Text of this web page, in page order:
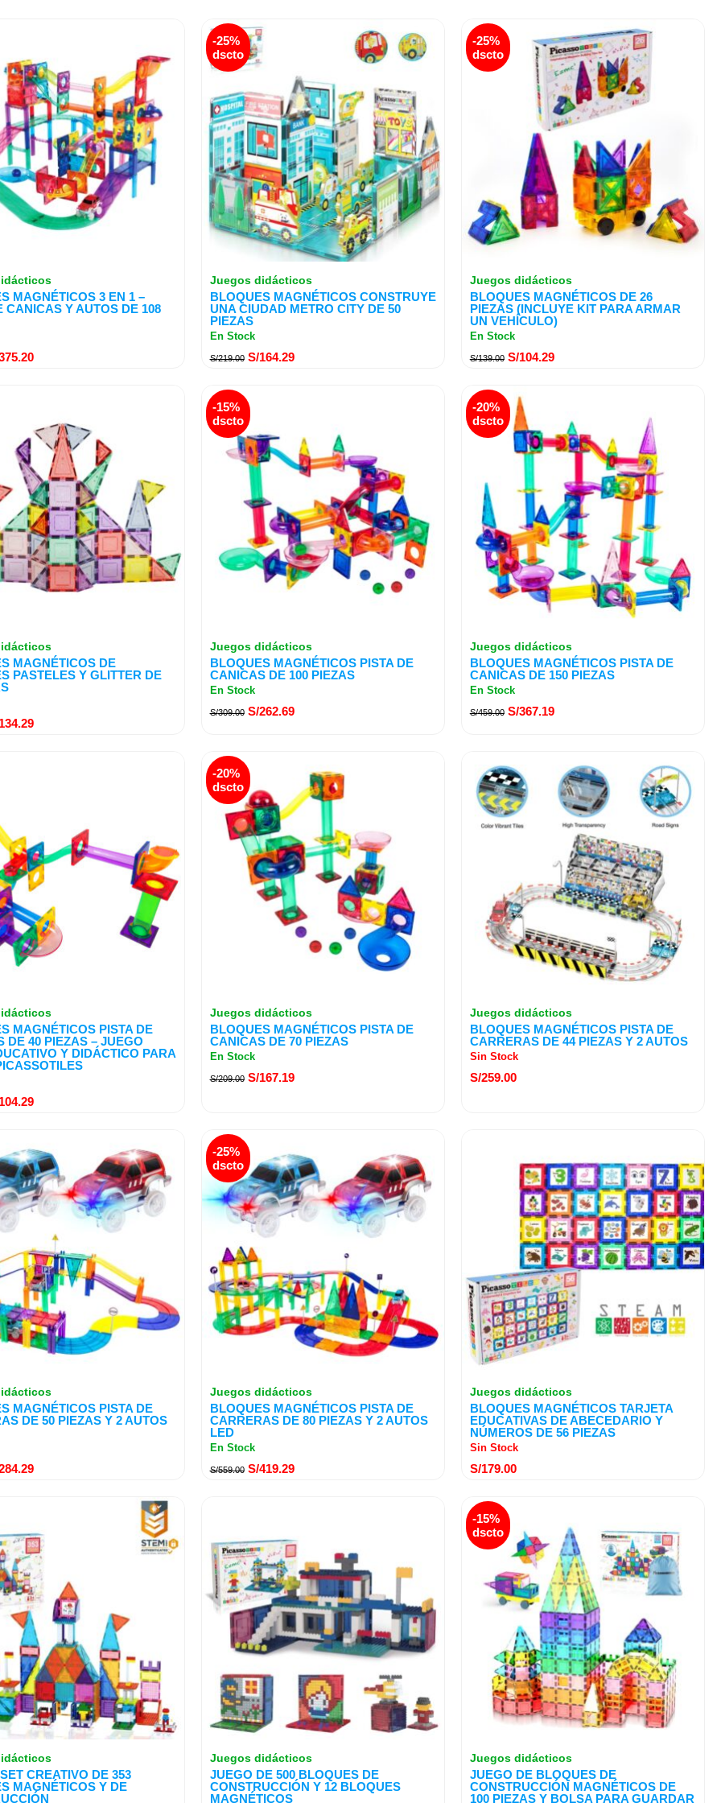
MAGNÉTICOS 3 EN 1 –
CANICAS Y AUTOS DE 108
469.00.
actual
es:
S/375.20.
-25%
dscto
Juegos didácticos
BLOQUES MAGNÉTICOS CONSTRUYE
UNA CIUDAD METRO CITY DE 50
PIEZAS
En Stock
S/219.00
precio
original
S/219.00.
S/164.29
es:
S/164.29.
-25%
dscto
Juegos didácticos
BLOQUES MAGNÉTICOS DE 26
PIEZAS (INCLUYE KIT PARA ARMAR
UN VEHÍCULO)
En Stock
S/139.00
precio
original
S/139.00.
S/104.29
precio
actual
es:
S/104.29.
MAGNÉTICOS DE
PASTELES Y GLITTER DE
179.00.
134.29
actual
es:
S/134.29.
-15%
dscto
Juegos didácticos
BLOQUES MAGNÉTICOS PISTA DE
CANICAS DE 100 PIEZAS
En Stock
S/309.00
precio
original
era:
S/309.00.
S/262.69
es:
S/262.69.
-20%
dscto
Juegos didácticos
BLOQUES MAGNÉTICOS PISTA DE
CANICAS DE 150 PIEZAS
En Stock
S/459.00
precio
original
era:
S/459.00.
S/367.19
actual
es:
S/367.19.
MAGNÉTICOS PISTA DE
DE 40 PIEZAS – JUEGO
Y DIDÁCTICO PARA
104.29
S/104.29.
-20%
dscto
Juegos didácticos
BLOQUES MAGNÉTICOS PISTA DE
CANICAS DE 70 PIEZAS
En Stock
S/209.00
precio
original
era:
S/209.00.
S/167.19
precio
actual
es:
S/167.19.
Juegos didácticos
BLOQUES MAGNÉTICOS PISTA DE
CARRERAS DE 44 PIEZAS Y 2 AUTOS
Sin Stock
S/259.00
MAGNÉTICOS PISTA DE
DE 50 PIEZAS Y 2 AUTOS
precio
actual
es:
S/284.29.
-25%
dscto
Juegos didácticos
BLOQUES MAGNÉTICOS PISTA DE
CARRERAS DE 80 PIEZAS Y 2 AUTOS
LED
En Stock
S/559.00
precio
original
era:
S/559.00.
S/419.29
precio
actual
es:
S/419.29.
Juegos didácticos
BLOQUES MAGNÉTICOS TARJETA
EDUCATIVAS DE ABECEDARIO Y
NÚMEROS DE 56 PIEZAS
Sin Stock
S/179.00
CREATIVO DE 353
MAGNÉTICOS Y DE
Juegos didácticos
JUEGO DE 500 BLOQUES DE
CONSTRUCCIÓN Y 12 BLOQUES
MAGNÉTICOS
-15%
dscto
Juegos didácticos
JUEGO DE BLOQUES DE
CONSTRUCCIÓN MAGNÉTICOS DE
100 PIEZAS Y BOLSA PARA GUARDAR
precio
original
era:
S/299.00.
actual
es:
S/254.19.